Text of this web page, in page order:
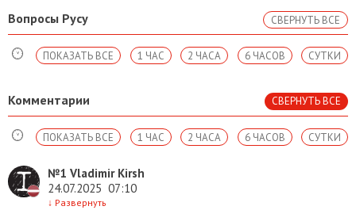
Вопросы Русу СВЕРНУТЬ ВСЕ
СУТКИ
6 ЧАСОВ
2 ЧАСА
1 ЧАС
ПОКАЗАТЬ ВСЕ
Комментарии СВЕРНУТЬ ВСЕ
СУТКИ
6 ЧАСОВ
2 ЧАСА
1 ЧАС
ПОКАЗАТЬ ВСЕ
№1 Vladimir Kirsh
24.07.2025 07:10
↓ Развернуть